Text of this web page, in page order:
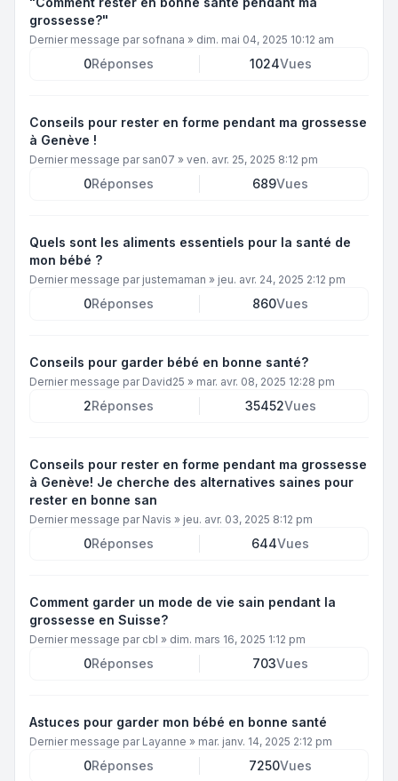
grossesse?"
Dernier message par sofnana » dim. mai 04, 2025 10:12 am
0Réponses 1024Vues
Conseils pour rester en forme pendant ma grossesse
à Genève !
Dernier message par san07 » ven. avr. 25, 2025 8:12 pm
0Réponses 689Vues
Quels sont les aliments essentiels pour la santé de
mon bébé ?
Dernier message par justemaman » jeu. avr. 24, 2025 2:12 pm
0Réponses 860Vues
Conseils pour garder bébé en bonne santé?
Dernier message par David25 » mar. avr. 08, 2025 12:28 pm
2Réponses 35452Vues
Conseils pour rester en forme pendant ma grossesse
à Genève! Je cherche des alternatives saines pour
rester en bonne san
Dernier message par Navis » jeu. avr. 03, 2025 8:12 pm
0Réponses 644Vues
Comment garder un mode de vie sain pendant la
grossesse en Suisse?
Dernier message par cbl » dim. mars 16, 2025 1:12 pm
0Réponses 703Vues
Astuces pour garder mon bébé en bonne santé
Dernier message par Layanne » mar. janv. 14, 2025 2:12 pm
0Réponses 7250Vues